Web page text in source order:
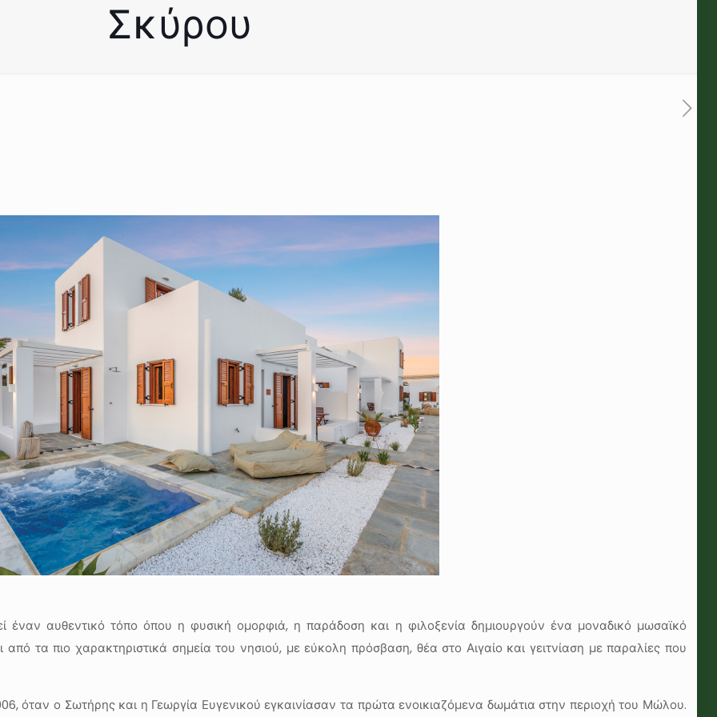
Σκύρου
αυθεντικό τόπο όπου η φυσική ομορφιά, η παράδοση και η φιλοξενία δημιουργούν ένα μοναδικό μωσαϊκό
τα πιο χαρακτηριστικά σημεία του νησιού, με εύκολη πρόσβαση, θέα στο Αιγαίο και γειτνίαση με παραλίες που
όταν ο Σωτήρης και η Γεωργία Ευγενικού εγκαινίασαν τα πρώτα ενοικιαζόμενα δωμάτια στην περιοχή του Μώλου.